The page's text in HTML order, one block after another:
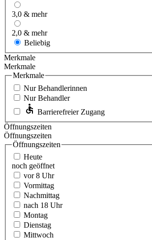
3,0 & mehr
2,0 & mehr
Beliebig
Merkmale
Merkmale
Merkmale
Nur Behandlerinnen
Nur Behandler
Barrierefreier Zugang
Öffnungszeiten
Öffnungszeiten
Öffnungszeiten
Heute
noch geöffnet
vor 8 Uhr
Vormittag
Nachmittag
nach 18 Uhr
Montag
Dienstag
Mittwoch